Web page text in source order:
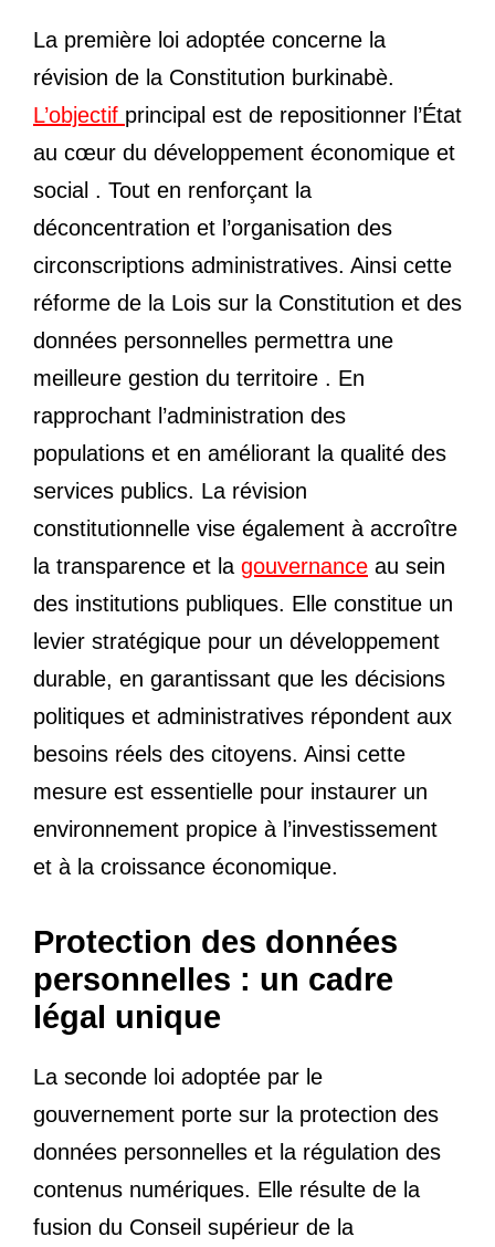
La première loi adoptée concerne la
révision de la Constitution burkinabè.
L’objectif principal est de repositionner l’État
au cœur du développement économique et
social . Tout en renforçant la
déconcentration et l’organisation des
circonscriptions administratives. Ainsi cette
réforme de la Lois sur la Constitution et des
données personnelles permettra une
meilleure gestion du territoire . En
rapprochant l’administration des
populations et en améliorant la qualité des
services publics. La révision
constitutionnelle vise également à accroître
la transparence et la gouvernance au sein
des institutions publiques. Elle constitue un
levier stratégique pour un développement
durable, en garantissant que les décisions
politiques et administratives répondent aux
besoins réels des citoyens. Ainsi cette
mesure est essentielle pour instaurer un
environnement propice à l’investissement
et à la croissance économique.
Protection des données
personnelles : un cadre
légal unique
La seconde loi adoptée par le
gouvernement porte sur la protection des
données personnelles et la régulation des
contenus numériques. Elle résulte de la
fusion du Conseil supérieur de la